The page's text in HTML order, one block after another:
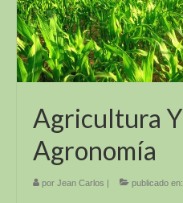
Agricultura Y
Agronomía
por Jean Carlos | publicado en: